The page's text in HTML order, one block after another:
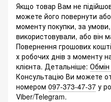
Якщо товар Вам не
можете його повернути
моменту покупки, за
використовували, або він
Повернення грошових
х робочих днів з моменту
клієнта. Детальніше:
Консультацію Ви можете
номером 097-373-47-37 у
Viber/Telegram.